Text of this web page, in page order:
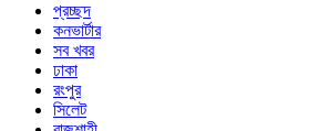
প্রচ্ছদ
কনভার্টার
সব খবর
ঢাকা
রংপুর
সিলেট